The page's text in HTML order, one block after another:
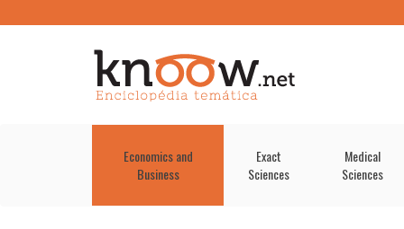
Economics and
Business
Exact
Sciences
Medical
Sciences